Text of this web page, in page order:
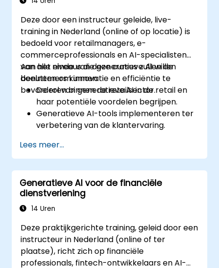
Deze door een instructeur geleide, live-
training in Nederland (online of op locatie) is
bedoeld voor retailmanagers, e-
commerceprofessionals en AI-specialisten
van alle niveaus die generatieve AI willen
benutten om innovatie en efficiëntie te
bevorderen binnen de retailsector.
Aan het einde van deze cursus zullen de
deelnemers kunnen:
De rol van generatieve AI in de retail en
haar potentiële voordelen begrijpen.
Generatieve AI-tools implementeren ter
verbetering van de klantervaring.
optimaliseren van voorraadbeheer.
Generatieve AI-technieken toepassen bij
nauwkeurige verkoopprognoses.
Effectief generatieve AI-oplossingen
integreren in de retailactiviteiten.
Lees meer...
Generatieve AI voor de financiële
dienstverlening
14 Uren
Deze praktijkgerichte training, geleid door een
instructeur in Nederland (online of ter
plaatse), richt zich op financiële
professionals, fintech-ontwikkelaars en AI-